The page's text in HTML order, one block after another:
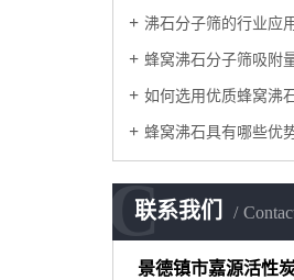
沸石分子筛的行业应
蜂窝沸石分子筛吸附
如何选用优质蜂窝沸
蜂窝沸石具有哪些优
联系我们
C
景德镇市嘉源活性